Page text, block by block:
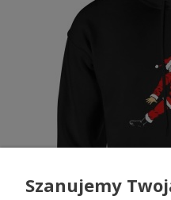
Szanujemy